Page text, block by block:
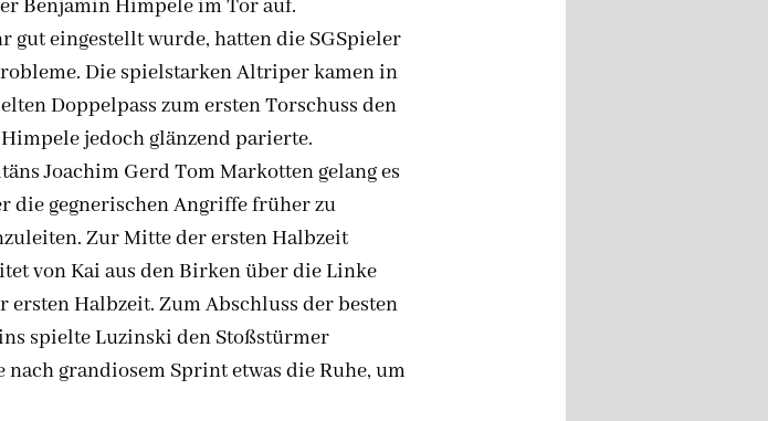
Benjamin Himpele im Tor auf.
gut eingestellt wurde, hatten die SGSpieler
Die spielstarken Altriper kamen in
Doppelpass zum ersten Torschuss den
jedoch glänzend parierte.
Joachim Gerd Tom Markotten gelang es
die gegnerischen Angriffe früher zu
Zur Mitte der ersten Halbzeit
von Kai aus den Birken über die Linke
Halbzeit. Zum Abschluss der besten
spielte Luzinski den Stoßstürmer
grandiosem Sprint etwas die Ruhe, um